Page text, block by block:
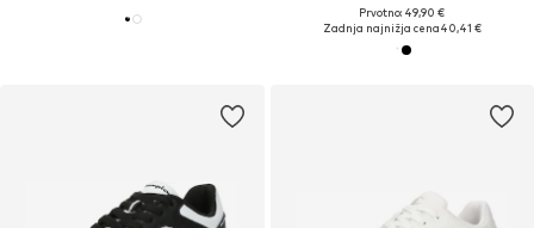
Prvotno: 49,90 €
Zadnja najnižja cena40,41 €